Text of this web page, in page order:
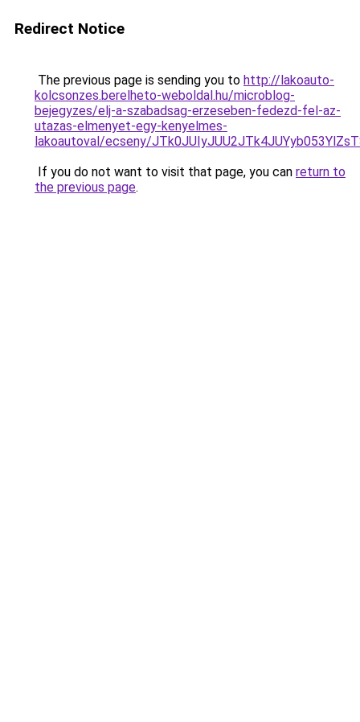
Redirect Notice
The previous page is sending you to http://lakoauto-
kolcsonzes.berelheto-weboldal.hu/microblog-
bejegyzes/elj-a-szabadsag-erzeseben-fedezd-fel-az-
utazas-elmenyet-egy-kenyelmes-
lakoautoval/ecseny/
If you do not want to visit that page, you can return to
the previous page.